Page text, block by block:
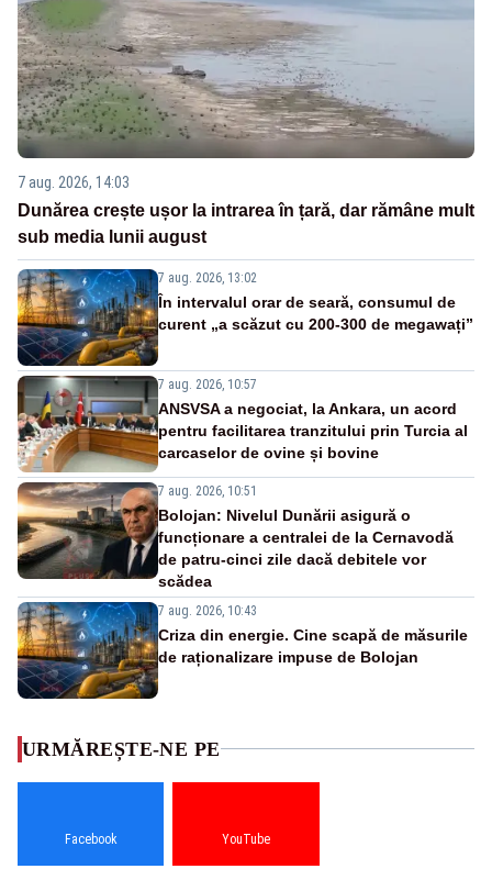
7 aug. 2026, 14:03
Dunărea crește ușor la intrarea în țară, dar rămâne mult
sub media lunii august
7 aug. 2026, 13:02
În intervalul orar de seară, consumul de
curent „a scăzut cu 200-300 de megawați”
7 aug. 2026, 10:57
ANSVSA a negociat, la Ankara, un acord
pentru facilitarea tranzitului prin Turcia al
carcaselor de ovine și bovine
7 aug. 2026, 10:51
Bolojan: Nivelul Dunării asigură o
funcționare a centralei de la Cernavodă
de patru-cinci zile dacă debitele vor
scădea
7 aug. 2026, 10:43
Criza din energie. Cine scapă de măsurile
de raționalizare impuse de Bolojan
URMĂREȘTE-NE PE
Facebook YouTube